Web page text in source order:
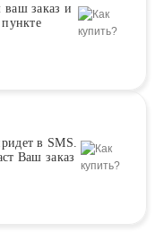
ваш заказ и
в SMS.
Ваш заказ